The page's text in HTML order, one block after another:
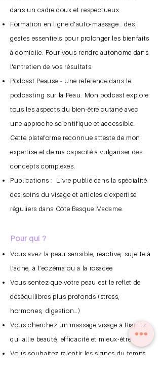
dans un cadre doux et respectueux
Formation en ligne d'auto-massage : des
gestes essentiels pour prolonger les bienfaits
à domicile. Pour vous rendre autonome dans
l'entretien de vos résultats.
Podcast Peause - Une référence dans le
podcasting sur la Peau. Mon podcast explore
tous les aspects du bien-être cutané avec
une approche scientifique et accessible.
Cette plateforme reconnue atteste de mon
expertise et de ma capacité à vulgariser des
concepts complexes.
Publications : Livre publié dans la spécialité
des soins du visage et articles d'expertise
réguliers dans Côte Basque Madame.
Pour qui ?
Vous avez la peau sensible, réactive, sujette à
l’acné, à l’eczéma ou à la rosacée
Vous sentez que votre peau est le reflet de
déséquilibres plus profonds (stress,
hormones, digestion…)
Vous cherchez un massage visage à Biarritz
qui allie beauté, efficacité et mieux-être
Vous souhaitez ralentir les signes du temps